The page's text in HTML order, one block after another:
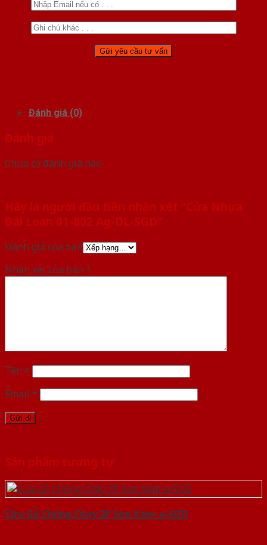
Đánh giá (0)
Đánh giá
Chưa có đánh giá nào.
Hãy là người đầu tiên nhận xét “Cửa Nhựa
Đài Loan 01-802 Ag-DL-SGD”
Đánh giá của bạn
Nhận xét của bạn *
Tên *
Email *
Sản phẩm tương tự
Cửa Gỗ Chống Cháy 2P Sơn Xám-a-SGD